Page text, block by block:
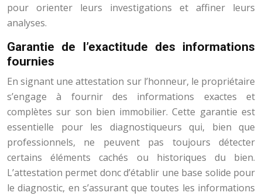
pour orienter leurs investigations et affiner leurs
analyses.
Garantie de l’exactitude des informations
fournies
En signant une attestation sur l’honneur, le propriétaire
s’engage à fournir des informations exactes et
complètes sur son bien immobilier. Cette garantie est
essentielle pour les diagnostiqueurs qui, bien que
professionnels, ne peuvent pas toujours détecter
certains éléments cachés ou historiques du bien.
L’attestation permet donc d’établir une base solide pour
le diagnostic, en s’assurant que toutes les informations